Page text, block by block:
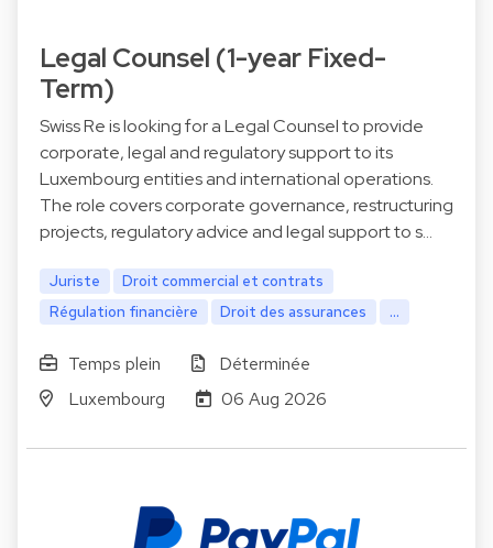
Legal Counsel (1-year Fixed-
Term)
Swiss Re is looking for a Legal Counsel to provide
corporate, legal and regulatory support to its
Luxembourg entities and international operations.
The role covers corporate governance, restructuring
projects, regulatory advice and legal support to s…
Juriste
Droit commercial et contrats
Régulation financière
Droit des assurances ...
Temps plein
Déterminée
Luxembourg
06 Aug 2026